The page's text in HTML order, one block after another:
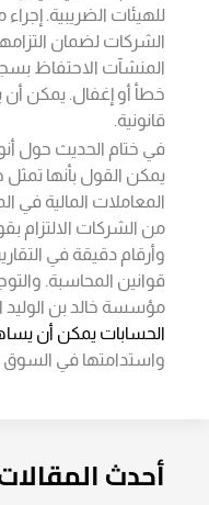
للهيئات الضريبية.
الشركات لضمان
المنشآت الاحتفاظ
خطأ أو إغفال. يمكن أن
قانونية.
في ختام الحديث حول
يمكن القول بأنها تمثل
المعاملات المالية في
من الشركات الالتزام
وأرقام دقيقة في
قوانين المحاسبة.
مؤسسة خالد بن الوليد
الحسابات يمكن أن
واستدامتها في السوق
أحدث